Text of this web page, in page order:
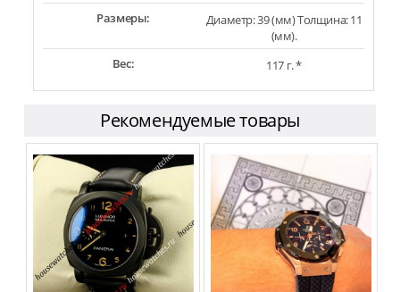
Размеры:
Диаметр: 39 (мм) Толщина: 11
(мм).
Вес:
117 г. *
Рекомендуемые товары